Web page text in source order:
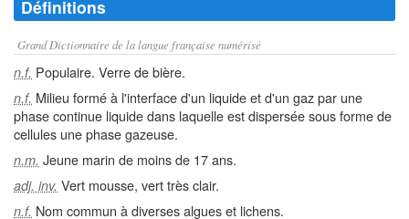
Définitions
Grand Dictionnaire de la langue française numérisé
n.f. Populaire. Verre de bière.
n.f. Milieu formé à l'interface d'un liquide et d'un gaz par une
phase continue liquide dans laquelle est dispersée sous forme de
cellules une phase gazeuse.
n.m. Jeune marin de moins de 17 ans.
adj. inv. Vert mousse, vert très clair.
n.f. Nom commun à diverses algues et lichens.